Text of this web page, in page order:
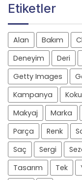
Etiketler
Alan Bakım
Deneyim
Deri
Getty Images
Kampanya
Koku
Makyaj
Marka
Parça
Renk
Saç
Sergi
Tasarım
Tek